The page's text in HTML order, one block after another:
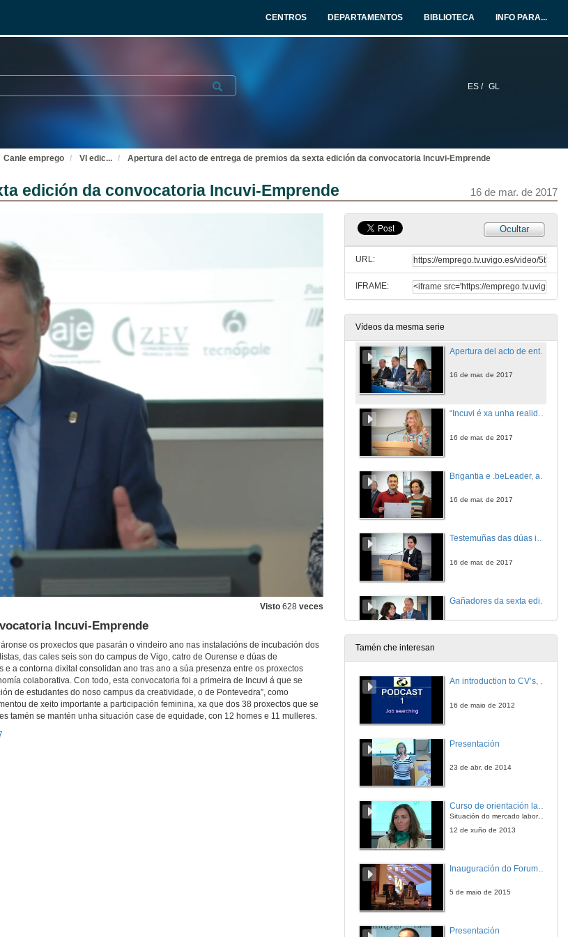
CENTROS DEPARTAMENTOS BIBLIOTECA INFO PARA...
ES / GL
Submit
Canle emprego VI edic... Apertura del acto de entrega de premios da sexta edición da convocatoria Incuvi-Emprende
edición da convocatoria Incuvi-Emprende 16 de mar. de 2017
Visto 628 veces
Incuvi-Emprende
os proxectos que pasarán o vindeiro ano nas instalacións de incubación dos
das cales seis son do campus de Vigo, catro de Ourense e dúas de
a contorna dixital consolidan ano tras ano a súa presenza entre os proxectos
colaborativa. Con todo, esta convocatoria foi a primeira de Incuvi á que se
de estudantes do noso campus da creatividade, o de Pontevedra”, como
de xeito importante a participación feminina, xa que dos 38 proxectos que se
tamén se mantén unha situación case de equidade, con 12 homes e 11 mulleres.
Ocultar
URL:
IFRAME:
Vídeos da mesma serie
VI edición dos premios Incuvi-Emprende 2017
16 de mar. de 2017
16 de mar. de 2017
“Incuvi é xa unha realidade como fábrica de emprendedores e con el estamos asistindo ao cumprimento dunha materia pendente da universidade española"
16 de mar. de 2017
16 de mar. de 2017
Testemuñas das dúas iniciativas gañadoras dos premios Incuvi-Avanza 2017
16 de mar. de 2017
Discurso do reitor
Tamén che interesan
An introduction to CV’s, letters, and job searching
16 de maio de 2012
Presentación
23 de abr. de 2014
Curso de orientación laboral: Empléate. Módulo Conciénciate
Situación do mercado laboral. Da Universidade ao mundo laboral. Oportunidades de traballo e emprego.
12 de xuño de 2013
5 de maio de 2015
Presentación